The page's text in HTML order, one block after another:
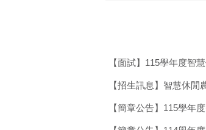
【面試】115學年度智
【招生訊息】智慧休
【簡章公告】115學年